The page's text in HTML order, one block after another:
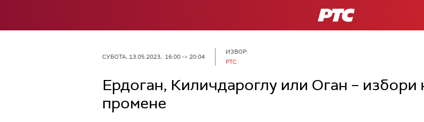
РТС
СУБОТА, 13.05.2023, 16:00 -> 20:04
ИЗВОР:
РТС
Ердоган, Киличдароглу или Оган – избори
промене